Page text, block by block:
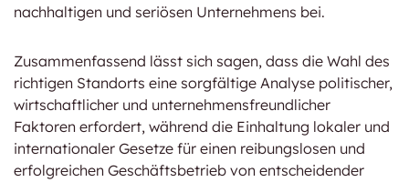
nachhaltigen und seriösen Unternehmens bei.
Zusammenfassend lässt sich sagen, dass die Wahl des
richtigen Standorts eine sorgfältige Analyse politischer,
wirtschaftlicher und unternehmensfreundlicher
Faktoren erfordert, während die Einhaltung lokaler und
internationaler Gesetze für einen reibungslosen und
erfolgreichen Geschäftsbetrieb von entscheidender